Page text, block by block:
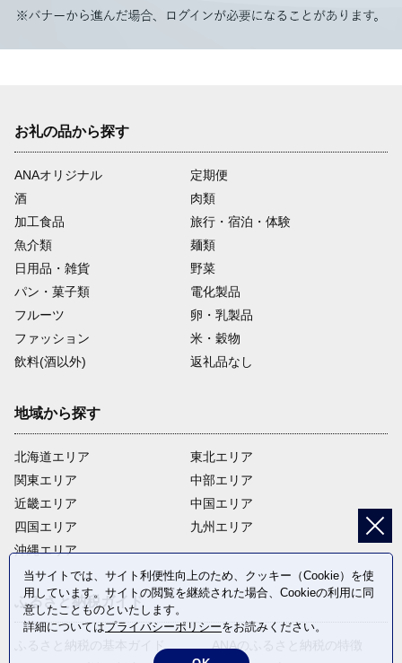
お礼の品から探す
ANAオリジナル
定期便
酒
肉類
加工食品
旅行・宿泊・体験
魚介類
麺類
日用品・雑貨
野菜
パン・菓子類
電化製品
フルーツ
卵・乳製品
ファッション
米・穀物
飲料(酒以外)
返礼品なし
地域から探す
北海道エリア
関東エリア
近畿エリア
四国エリア
沖縄エリア
東北エリア
中部エリア
中国エリア
九州エリア
ふるさと納税ガイド
ふるさと納税の基本ガイド
ANAのふるさと納税の特徴
当サイトでは、サイト利便性向上のため、クッキー（Cookie）を使
用しています。サイトの閲覧を継続された場合、Cookieの利用に同
意したことものといたします。
詳細についてはプライバシーポリシーをお読みください。